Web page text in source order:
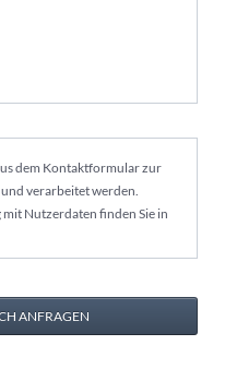
dem Kontaktformular zur
verarbeitet werden.
Nutzerdaten finden Sie in
ANFRAGEN